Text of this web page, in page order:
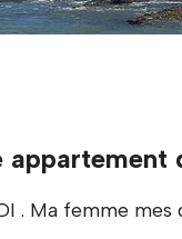
. Ma femme